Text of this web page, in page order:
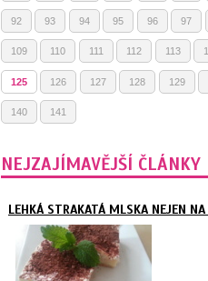
92 93 94 95 96 97
109 110 111 112 113
125 126 127 128 129
140 141
NEJZAJÍMAVĚJŠÍ ČLÁNKY
LEHKÁ STRAKATÁ MLSKA NEJEN